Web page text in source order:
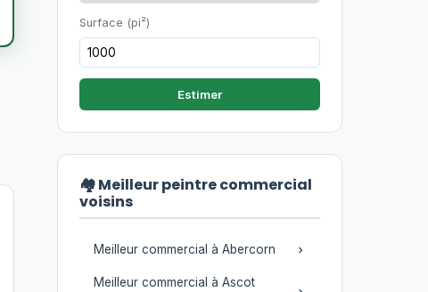
Surface (pi²)
Estimer
🏘️ Meilleur peintre commercial
voisins
Meilleur commercial à Abercorn
Meilleur commercial à Ascot